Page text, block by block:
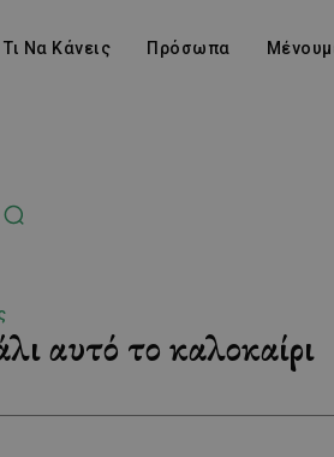
Τι Να Κάνεις Πρόσωπα
αυτό το καλοκαίρι